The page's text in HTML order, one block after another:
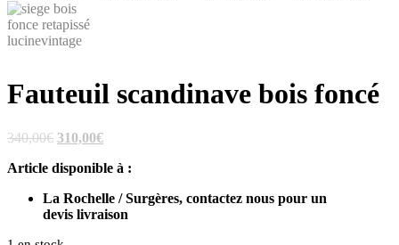
Fauteuil scandinave bois foncé
340,00€ Le
initial
340,00€.
310,00€Le
actuel
310,00€.
Article disponible à :
La Rochelle / Surgères, contactez nous pour un
devis livraison